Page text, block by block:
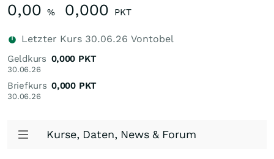
0,00 % 0,000 PKT
Letzter Kurs 30.06.26 Vontobel
Geldkurs
30.06.26
0,000 PKT
Briefkurs
30.06.26
0,000 PKT
Kurse, Daten, News & Forum